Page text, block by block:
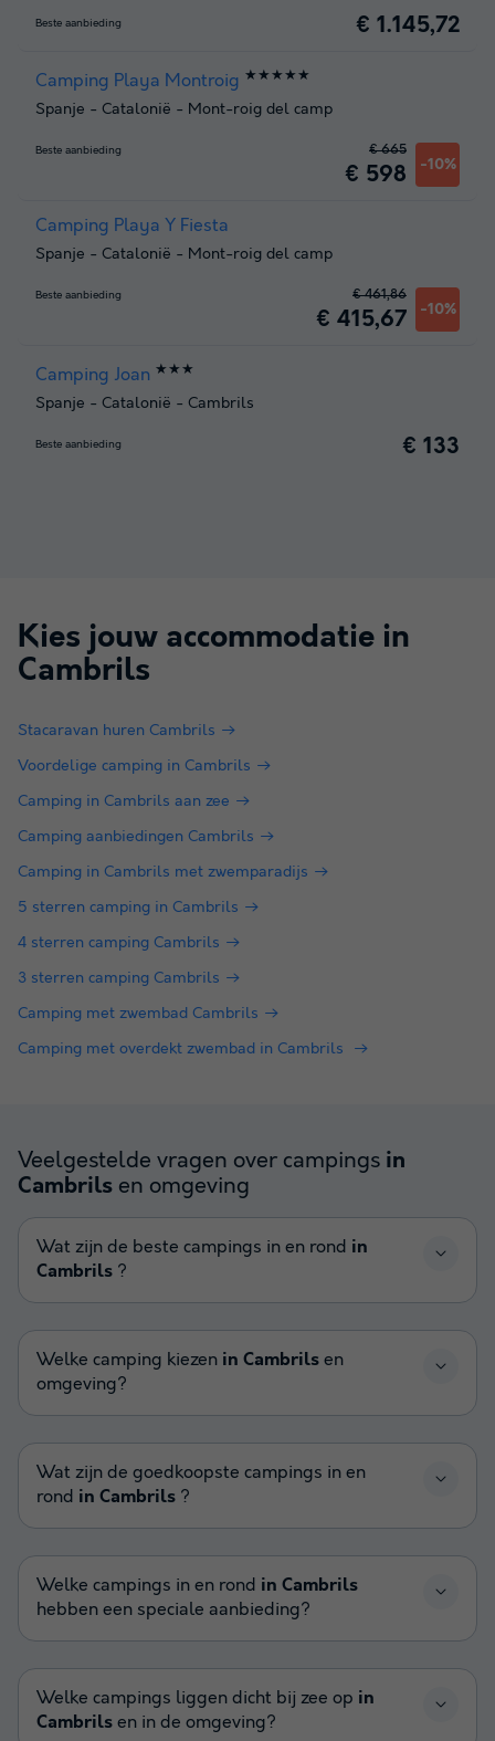
Beste aanbieding € 1.145,72
Camping Playa Montroig ★★★★★
Spanje - Catalonië - Mont-roig del camp
Beste aanbieding
€ 598 -10%
€ 665
Camping Playa Y Fiesta
Spanje - Catalonië - Mont-roig del camp
Beste aanbieding
€ 415,67 -10%
€ 461,86
Camping Joan ★★★
Spanje - Catalonië - Cambrils
Beste aanbieding € 133
Kies jouw accommodatie in
Cambrils
Stacaravan huren Cambrils
Voordelige camping in Cambrils
Camping in Cambrils aan zee
Camping aanbiedingen Cambrils
Camping in Cambrils met zwemparadijs
5 sterren camping in Cambrils
4 sterren camping Cambrils
3 sterren camping Cambrils
Camping met zwembad Cambrils
Camping met overdekt zwembad in Cambrils
Veelgestelde vragen over campings in
Cambrils en omgeving
Wat zijn de beste campings in en rond in
Cambrils ?
Welke camping kiezen in Cambrils en
omgeving?
Wat zijn de goedkoopste campings in en
rond in Cambrils ?
Welke campings in en rond in Cambrils
hebben een speciale aanbieding?
Welke campings liggen dicht bij zee op in
Cambrils en in de omgeving?